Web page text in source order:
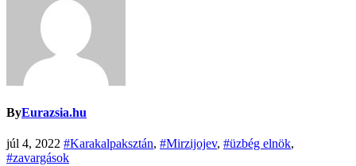
ByEurazsia.hu
júl 4, 2022 #Karakalpaksztán, #Mirzijojev, #üzbég elnök,
#zavargások